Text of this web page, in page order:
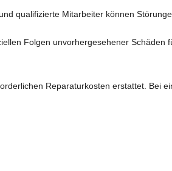
qualifizierte Mitarbeiter können
Folgen unvorhergesehener Schäden
Reparaturkosten erstattet. Bei